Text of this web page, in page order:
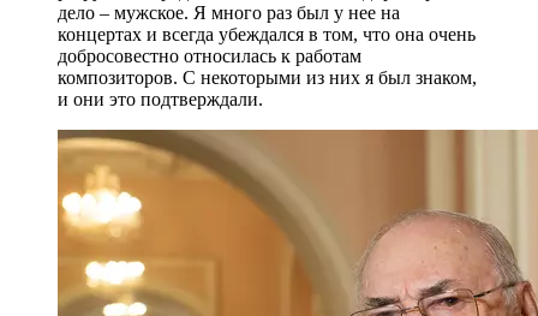
дело – мужское. Я много раз был у нее на
концертах и всегда убеждался в том, что она очень
добросовестно относилась к работам
композиторов. С некоторыми из них я был знаком,
и они это подтверждали.